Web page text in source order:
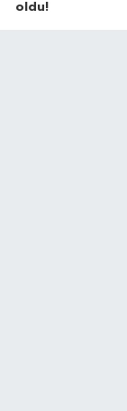
oldu!